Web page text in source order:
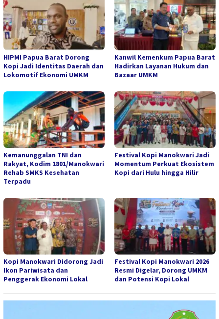
HIPMI Papua Barat Dorong
Kopi Jadi Identitas Daerah dan
Lokomotif Ekonomi UMKM
Kanwil Kemenkum Papua Barat
Hadirkan Layanan Hukum dan
Bazaar UMKM
Kemanunggalan TNI dan
Rakyat, Kodim 1801/Manokwari
Rehab SMKS Kesehatan
Terpadu
Festival Kopi Manokwari Jadi
Momentum Perkuat Ekosistem
Kopi dari Hulu hingga Hilir
Kopi Manokwari Didorong Jadi
Ikon Pariwisata dan
Penggerak Ekonomi Lokal
Festival Kopi Manokwari 2026
Resmi Digelar, Dorong UMKM
dan Potensi Kopi Lokal